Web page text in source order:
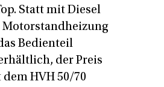
Statt mit Diesel
Motorstandheizung
Bedienteil
der Preis
HVH 50/70